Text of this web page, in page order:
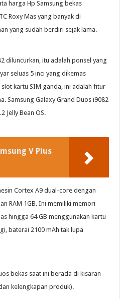
harga Hp Samsung bekas
Roxy Mas yang banyak di
yang sudah berdiri sejak lama.
diluncurkan, itu adalah ponsel yang
seluas 5 inci yang dikemas
kartu SIM ganda, ini adalah fitur
Samsung Galaxy Grand Duos i9082
Jelly Bean OS.
V Plus
Cortex A9 dual-core dengan
RAM 1GB. Ini memiliki memori
hingga 64 GB menggunakan kartu
baterai 2100 mAh tak lupa
bekas saat ini berada di kisaran
kelengkapan produk).